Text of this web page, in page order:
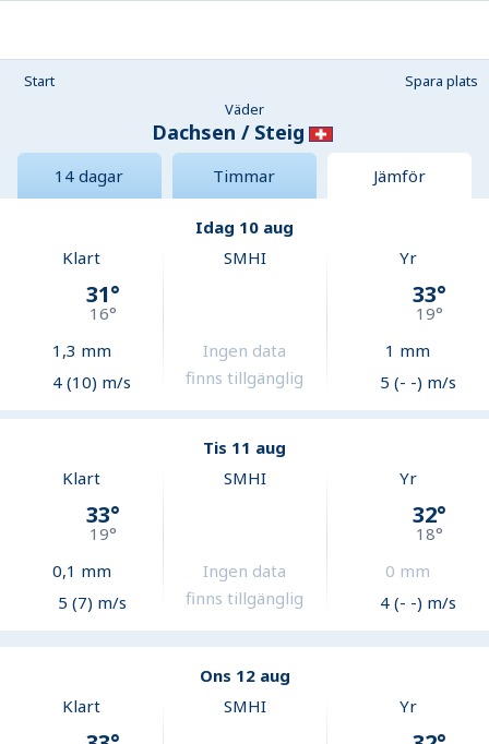
Start
Spara plats
Väder
Dachsen / Steig
14 dagar Timmar Jämför
Idag 10 aug
Klart
31°
16°
1,3 mm
4 (10) m/s
SMHI
Ingen data
finns tillgänglig
Yr
33°
19°
1 mm
5 (- -) m/s
Tis 11 aug
Klart
33°
19°
0,1 mm
5 (7) m/s
SMHI
Ingen data
finns tillgänglig
Yr
32°
18°
0 mm
4 (- -) m/s
Ons 12 aug
Klart
SMHI Yr